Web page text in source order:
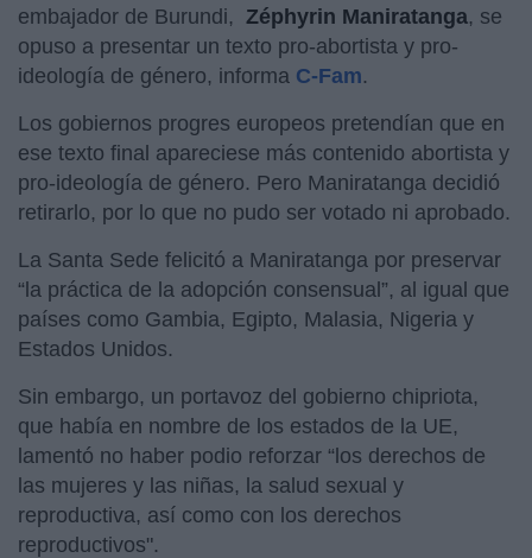
embajador de Burundi, Zéphyrin Maniratanga, se
opuso a presentar un texto pro-abortista y pro-
ideología de género, informa C-Fam.
Los gobiernos progres europeos pretendían que en
ese texto final apareciese más contenido abortista y
pro-ideología de género. Pero Maniratanga decidió
retirarlo, por lo que no pudo ser votado ni aprobado.
La Santa Sede felicitó a Maniratanga por preservar
“la práctica de la adopción consensual”, al igual que
países como Gambia, Egipto, Malasia, Nigeria y
Estados Unidos.
Sin embargo, un portavoz del gobierno chipriota,
que había en nombre de los estados de la UE,
lamentó no haber podio reforzar “los derechos de
las mujeres y las niñas, la salud sexual y
reproductiva, así como con los derechos
reproductivos".